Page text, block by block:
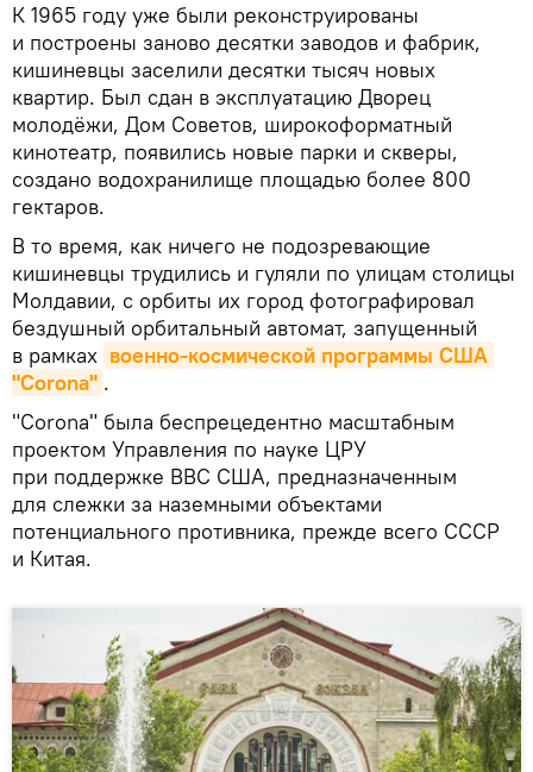
К 1965 году уже были реконструированы
и построены заново десятки заводов и фабрик,
кишиневцы заселили десятки тысяч новых
квартир. Был сдан в эксплуатацию Дворец
молодёжи, Дом Советов, широкоформатный
кинотеатр, появились новые парки и скверы,
создано водохранилище площадью более 800
гектаров.
В то время, как ничего не подозревающие
кишиневцы трудились и гуляли по улицам столицы
Молдавии, с орбиты их город фотографировал
бездушный орбитальный автомат, запущенный
в рамках военно-космической программы США
"Corona" .
"Corona" была беспрецедентно масштабным
проектом Управления по науке ЦРУ
при поддержке ВВС США, предназначенным
для слежки за наземными объектами
потенциального противника, прежде всего СССР
и Китая.